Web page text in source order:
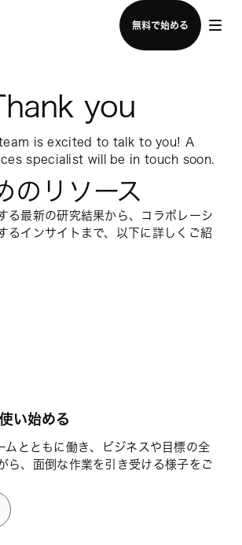
無料で始める
ルスチームに問い合わせる
you
is excited to talk to you! A
specialist will be in touch soon.
のリソース
る最新の研究結果から、コラボレーシ
るインサイトまで、以下に詳しくご紹
い始める
とともに働き、ビジネスや目標の全
ら、面倒な作業を引き受ける様子をご